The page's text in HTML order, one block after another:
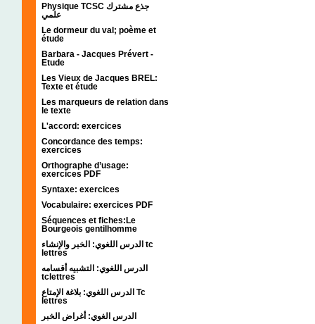
Physique TCSC جذع مشترك
علمي
Le dormeur du val; poème et
étude
Barbara - Jacques Prévert -
Etude
Les Vieux de Jacques BREL:
Texte et étude
Les marqueurs de relation dans
le texte
L'accord: exercices
Concordance des temps:
exercices
Orthographe d’usage:
exercices PDF
Syntaxe: exercices
Vocabulaire: exercices PDF
Séquences et fiches:Le
Bourgeois gentilhomme
الدرس اللغوي: الخبر والإنشاء tc
lettres
الدرس اللغوي: التشبيه أقسامه
tclettres
الدرس اللغوي: بلاغة الإمتاع Tc
lettres
الدرس الغوي: أغراض الخبر